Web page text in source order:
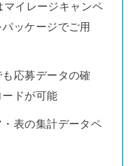
イレージキャンペ
ッケージでご用
応募データの確
ドが可能
表の集計データペ